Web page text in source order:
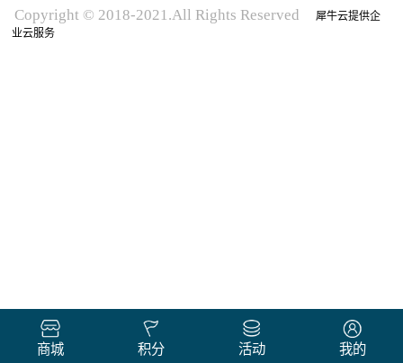
Copyright © 2018-2021.All Rights Reserved
犀牛云提供企
业云服务
商城 积分 活动 我的